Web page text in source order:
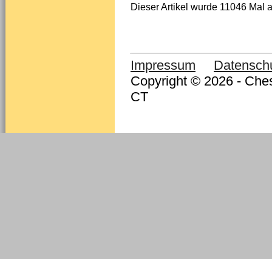
Dieser Artikel wurde 11046 Mal
Impressum
Copyright © 2026 -
CT